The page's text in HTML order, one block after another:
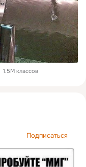
1.5M классов
Подписаться